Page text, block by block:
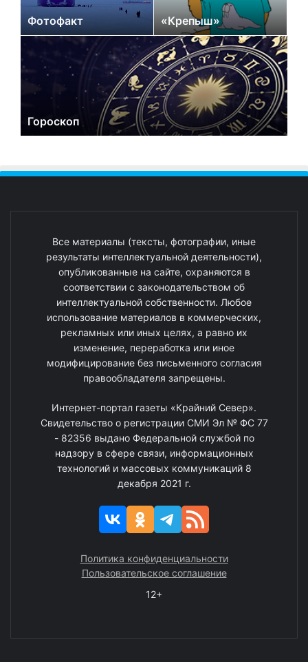
Фотофакт «Крепыш»
Гороскоп
Все материалы (тексты, фотографии, иные
результаты интеллектуальной деятельности),
опубликованные на сайте, охраняются в
соответствии с законодательством об
интеллектуальной собственности. Любое
использование материалов в коммерческих,
рекламных или иных целях, а равно их
изменение, переработка или иное
модифицирование без письменного согласия
правообладателя запрещены.
Интернет-портал газеты «Крайний Север».
Свидетельство о регистрации СМИ Эл № ФС 77
- 82356 выдано Федеральной службой по
надзору в сфере связи, информационных
технологий и массовых коммуникаций 8
декабря 2021 г.
Политика конфиденциальности
Пользовательское соглашение
12+